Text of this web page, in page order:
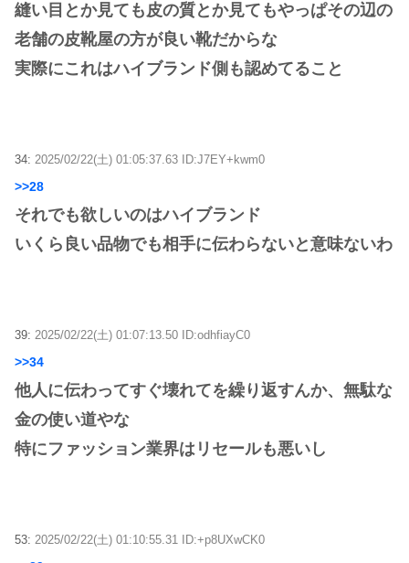
縫い目とか見ても皮の質とか見てもやっぱその辺の
老舗の皮靴屋の方が良い靴だからな
実際にこれはハイブランド側も認めてること
34: 2025/02/22(土) 01:05:37.63 ID:J7EY+kwm0
>>28
それでも欲しいのはハイブランド
いくら良い品物でも相手に伝わらないと意味ないわ
39: 2025/02/22(土) 01:07:13.50 ID:odhfiayC0
>>34
他人に伝わってすぐ壊れてを繰り返すんか、無駄な
金の使い道やな
特にファッション業界はリセールも悪いし
53: 2025/02/22(土) 01:10:55.31 ID:+p8UXwCK0